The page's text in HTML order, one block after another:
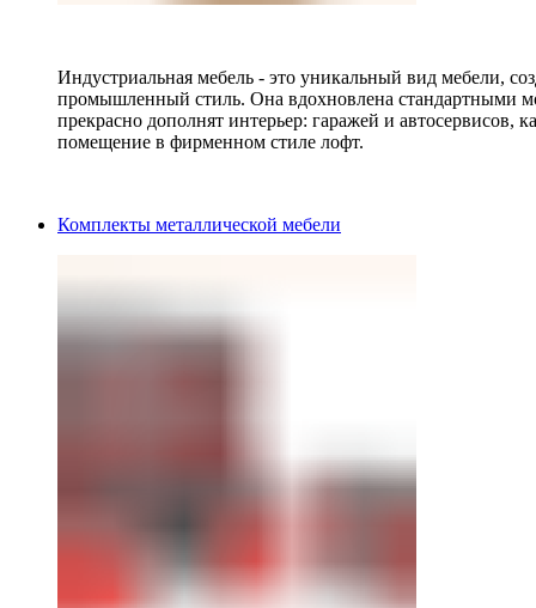
Индустриальная мебель - это уникальный вид мебели,
промышленный стиль. Она вдохновлена стандартными
прекрасно дополнят интерьер: гаражей и автосервисов,
помещение в фирменном стиле лофт.
Комплекты металлической мебели